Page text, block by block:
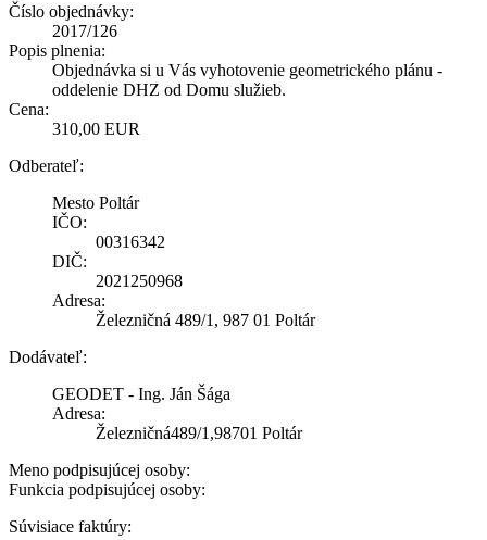
Číslo objednávky:
2017/126
Popis plnenia:
Objednávka si u Vás vyhotovenie geometrického plánu -
oddelenie DHZ od Domu služieb.
Cena:
310,00 EUR
Odberateľ:
Mesto Poltár
IČO:
00316342
DIČ:
2021250968
Adresa:
Železničná 489/1, 987 01 Poltár
Dodávateľ:
GEODET - Ing. Ján Šága
Adresa:
Železničná489/1,98701 Poltár
Meno podpisujúcej osoby:
Funkcia podpisujúcej osoby:
Súvisiace faktúry: